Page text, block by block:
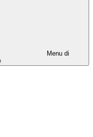
Menu di